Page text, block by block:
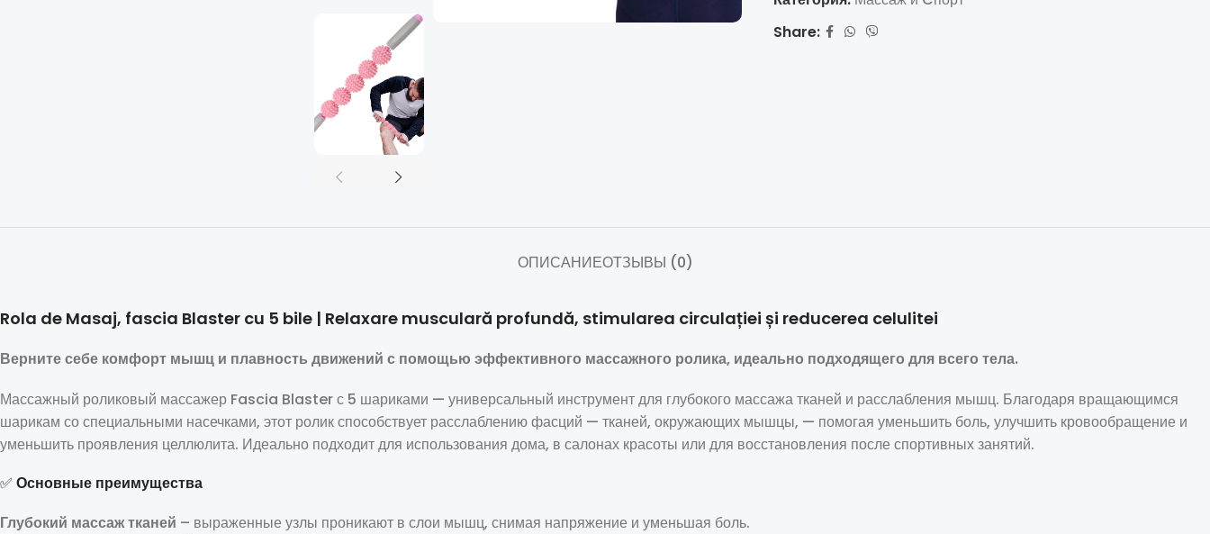
Share:
ОПИСАНИЕОТЗЫВЫ (0)
Rola de Masaj, fascia Blaster cu 5 bile | Relaxare musculară profundă, stimularea circulației și reducerea celulitei
Верните себе комфорт мышц и плавность движений с помощью эффективного массажного ролика, идеально подходящего для всего тела.
Массажный роликовый массажер Fascia Blaster с 5 шариками — универсальный инструмент для глубокого массажа тканей и расслабления мышц. Благодаря вращающимся
шарикам со специальными насечками, этот ролик способствует расслаблению фасций — тканей, окружающих мышцы, — помогая уменьшить боль, улучшить кровообращение и
уменьшить проявления целлюлита. Идеально подходит для использования дома, в салонах красоты или для восстановления после спортивных занятий.
✅ Основные преимущества
Глубокий массаж тканей – выраженные узлы проникают в слои мышц, снимая напряжение и уменьшая боль.